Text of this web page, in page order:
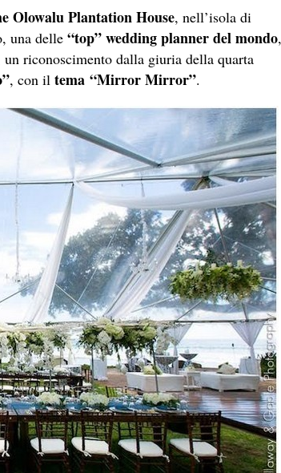
Olowalu Plantation House, nell’isola di
una delle “top” wedding planner del mondo,
riconoscimento dalla giuria della quarta
, con il tema “Mirror Mirror”.